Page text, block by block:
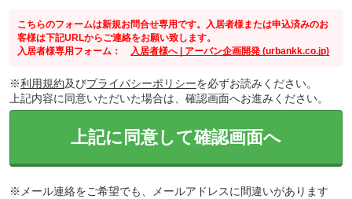
こちらのフォームは新規お問合せ専用です。入居者様または申込済みのお
客様は下記URLからご連絡をお願い致します。
入居者様専用フォーム： 入居者様へ | アーバン企画開発 (urbankk.co.jp)
※利用規約及びプライバシーポリシーを必ずお読みください。
上記内容に同意いただいた場合は、確認画面へお進みください。
上記に同意して確認画面へ
※メール連絡をご希望でも、メールアドレスに間違いがあります